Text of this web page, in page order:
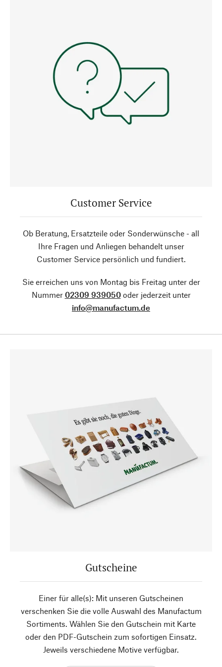
Customer Service
Ob Beratung, Ersatzteile oder Sonderwünsche - all
Ihre Fragen und Anliegen behandelt unser
Customer Service persönlich und fundiert.
Sie erreichen uns von Montag bis Freitag unter der
Nummer 02309 939050oder jederzeit unter
info@manufactum.de
Gutscheine
Einer für alle(s): Mit unseren Gutscheinen
verschenken Sie die volle Auswahl des Manufactum
Sortiments. Wählen Sie den Gutschein mit Karte
oder den PDF-Gutschein zum sofortigen Einsatz.
Jeweils verschiedene Motive verfügbar.